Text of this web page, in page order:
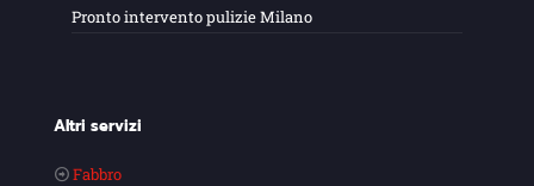
Pronto intervento pulizie Milano
Altri servizi
Fabbro